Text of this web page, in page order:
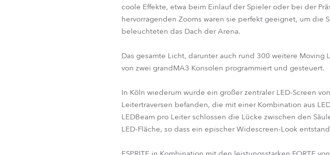
coole Effekte, etwa beim Einlauf der Spieler oder bei der
hervorragenden Zooms waren sie perfekt geeignet, um die
beleuchteten das Dach der Arena.
Das gesamte Licht, darunter auch rund 300 weitere
von zwei grandMA3 Konsolen programmiert und gesteuert.
In Köln wiederum wurde ein großer zentraler LED-Screen
Leitertraversen befanden, die mit einer Kombination aus
LEDBeam pro Leiter schlossen die Lücke zwischen den
LED-Fläche, so dass ein epischer Widescreen-Look